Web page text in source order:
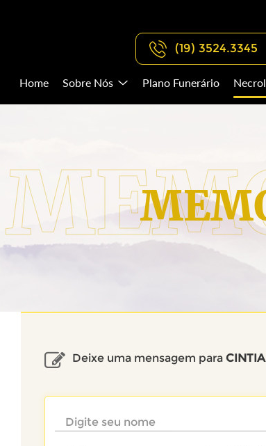
(19) 3524.3345
Home Sobre Nós Plano Funerário
Deixe uma mensagem para